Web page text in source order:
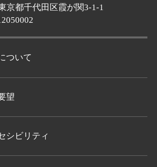
京都千代田区霞が関3-1-1
ついて
望
シビリティ